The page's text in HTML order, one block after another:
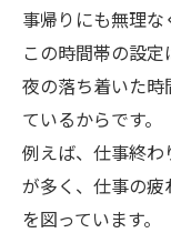
事帰りにも無理な
この時間帯の設定
夜の落ち着いた
ているからです。
例えば、仕事終わ
が多く、仕事の
を図っています。